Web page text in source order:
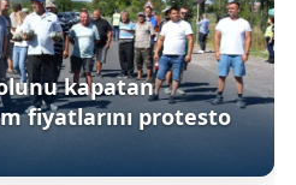
kapatan
fiyatlarını protesto